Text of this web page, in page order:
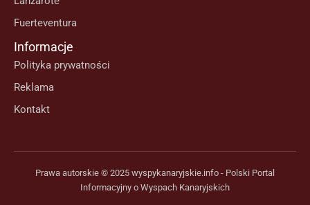
Fuerteventura
Informacje
Polityka prywatności
Reklama
Kontakt
Prawa autorskie © 2025 wyspykanaryjskie.info - Polski Portal
Informacyjny o Wyspach Kanaryjskich